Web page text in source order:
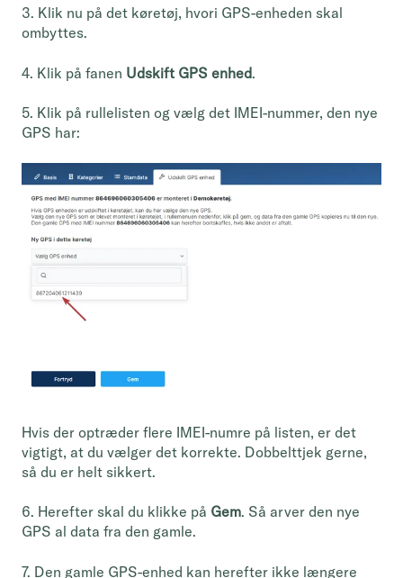
3. Klik nu på det køretøj, hvori GPS-enheden skal
ombyttes.
4. Klik på fanen Udskift GPS enhed.
5. Klik på rullelisten og vælg det IMEI-nummer, den nye
GPS har:
Hvis der optræder flere IMEI-numre på listen, er det
vigtigt, at du vælger det korrekte. Dobbelttjek gerne,
så du er helt sikkert.
6. Herefter skal du klikke på Gem. Så arver den nye
GPS al data fra den gamle.
7. Den gamle GPS-enhed kan herefter ikke længere